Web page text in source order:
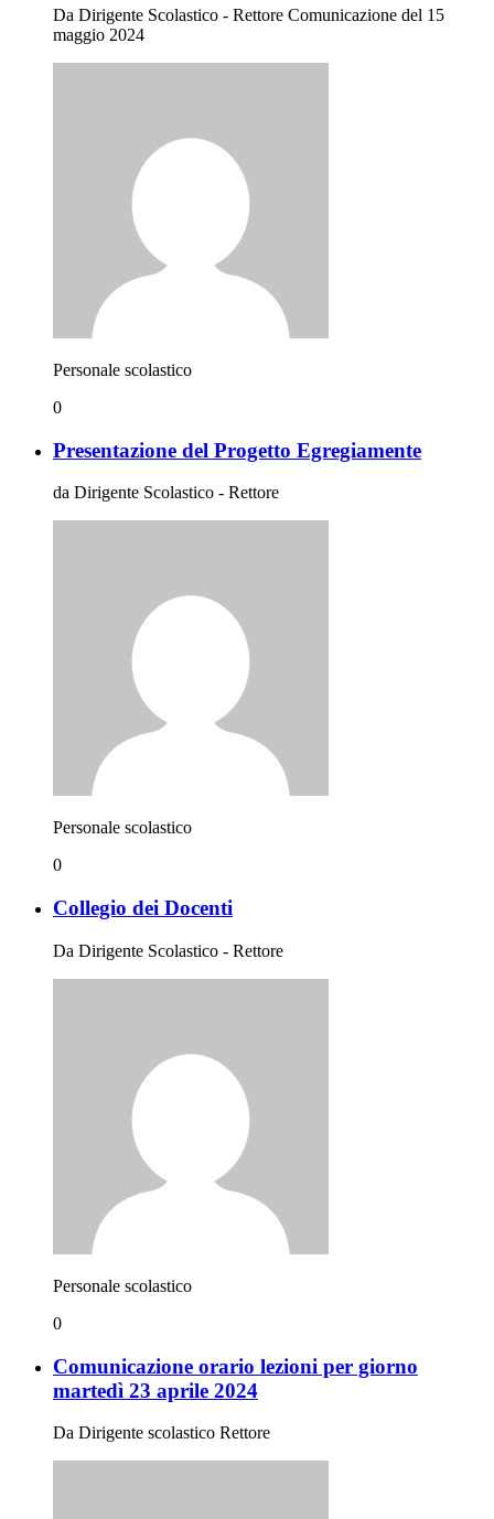
Da Dirigente Scolastico - Rettore Comunicazione del 15
maggio 2024
Personale scolastico
0
Presentazione del Progetto Egregiamente
da Dirigente Scolastico - Rettore
Personale scolastico
0
Collegio dei Docenti
Da Dirigente Scolastico - Rettore
Personale scolastico
0
Comunicazione orario lezioni per giorno
martedì 23 aprile 2024
Da Dirigente scolastico Rettore